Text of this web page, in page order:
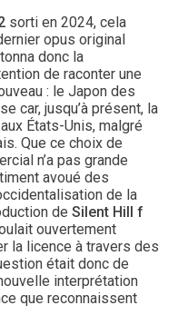
sorti en 2024, cela
opus original
donc la
de raconter une
: le Japon des
car, jusqu’à présent, la
États-Unis, malgré
Que ce choix de
n’a pas grande
avoué des
de la
de Silent Hill f
ouvertement
la licence à travers des
était donc de
interprétation
que reconnaissent